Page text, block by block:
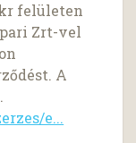
felületen
Zrt-vel
A
e...